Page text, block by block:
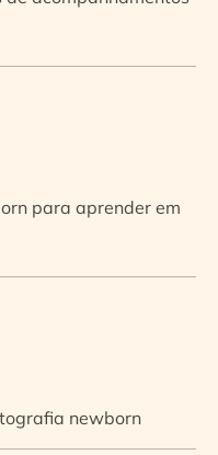
para aprender em
newborn